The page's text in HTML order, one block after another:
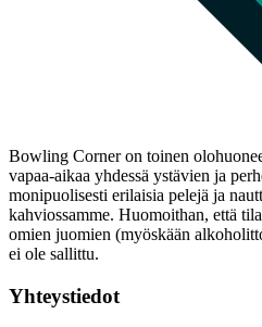
Bowling Corner on toinen
vapaa-aikaa yhdessä ystävien ja
monipuolisesti erilaisia pelejä ja
kahviossamme. Huomoithan, että
omien juomien (myöskään
ei ole sallittu.
Yhteystiedot